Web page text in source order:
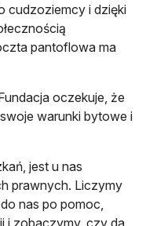
cudzoziemcy i dzięki
pantoflowa ma
oczekuje, że
warunki bytowe i
jest u nas
prawnych. Liczymy
nas po pomoc,
i zobaczymy, czy da